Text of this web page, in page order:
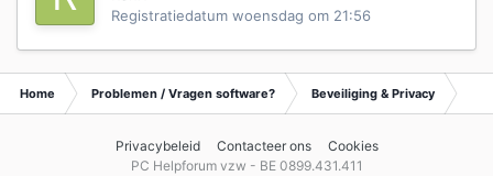
Registratiedatum woensdag om 21:56
Home Problemen / Vragen software? Beveiliging & Privacy
Privacybeleid Contacteer ons
Cookies
PC Helpforum vzw - BE 0899.431.411